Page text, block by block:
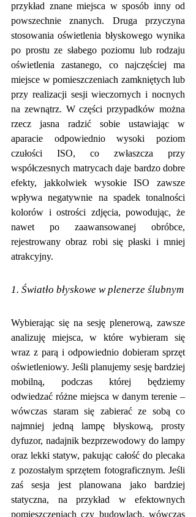
przykład znane miejsca w sposób inny od
powszechnie znanych. Druga przyczyna
stosowania oświetlenia błyskowego wynika
po prostu ze słabego poziomu lub rodzaju
oświetlenia zastanego, co najczęściej ma
miejsce w pomieszczeniach zamkniętych lub
przy realizacji sesji wieczornych i nocnych
na zewnątrz. W części przypadków można
rzecz jasna radzić sobie ustawiając w
aparacie odpowiednio wysoki poziom
czułości ISO, co zwłaszcza przy
współczesnych matrycach daje bardzo dobre
efekty, jakkolwiek wysokie ISO zawsze
wpływa negatywnie na spadek tonalności
kolorów i ostrości zdjęcia, powodując, że
nawet po zaawansowanej obróbce,
rejestrowany obraz robi się płaski i mniej
atrakcyjny.
1. Światło błyskowe w plenerze ślubnym
Wybierając się na sesję plenerową, zawsze
analizuję miejsca, w które wybieram się
wraz z parą i odpowiednio dobieram sprzęt
oświetleniowy. Jeśli planujemy sesję bardziej
mobilną, podczas której będziemy
odwiedzać różne miejsca w danym terenie –
wówczas staram się zabierać ze sobą co
najmniej jedną lampę błyskową, prosty
dyfuzor, nadajnik bezprzewodowy do lampy
oraz lekki statyw, pakując całość do plecaka
z pozostałym sprzętem fotograficznym. Jeśli
zaś sesja jest planowana jako bardziej
statyczna, na przykład w efektownych
pomieszczeniach czy budowlach, wówczas